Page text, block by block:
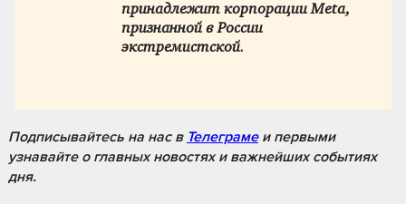
принадлежит корпорации Meta,
признанной в России
экстремистской.
Подписывайтесь на насв Телеграмеи первыми
узнавайте о главных новостях и важнейших событиях
дня.